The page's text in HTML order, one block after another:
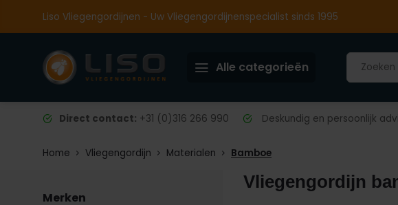
Liso Vliegengordijnen - Uw Vliegengordijnenspecialist sinds 1995
Alle categorieën
Direct contact: +31 (0)316 266 990 Deskundig en persoonlijk
Home Vliegengordijn Materialen Bamboe
Merken
Vliegengordijn